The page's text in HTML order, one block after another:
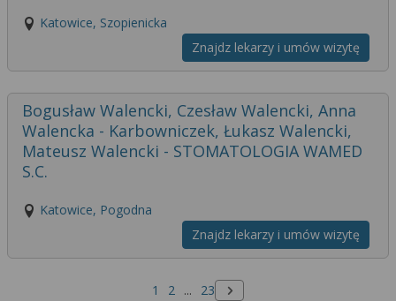
Katowice, Szopienicka
Znajdz lekarzy i umów wizytę
Bogusław Walencki, Czesław Walencki, Anna
Walencka - Karbowniczek, Łukasz Walencki,
Mateusz Walencki - STOMATOLOGIA WAMED
S.C.
Katowice, Pogodna
Znajdz lekarzy i umów wizytę
1 2 ... 23